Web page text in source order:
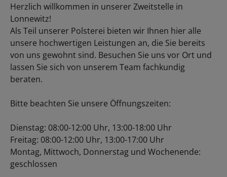
Herzlich willkommen in unserer Zweitstelle in
Lonnewitz!
Als Teil unserer Polsterei bieten wir Ihnen hier alle
unsere hochwertigen Leistungen an, die Sie bereits
von uns gewohnt sind. Besuchen Sie uns vor Ort und
lassen Sie sich von unserem Team fachkundig
beraten.
Bitte beachten Sie unsere Öffnungszeiten:
Dienstag: 08:00-12:00 Uhr, 13:00-18:00 Uhr
Freitag: 08:00-12:00 Uhr, 13:00-17:00 Uhr
Montag, Mittwoch, Donnerstag und Wochenende:
geschlossen